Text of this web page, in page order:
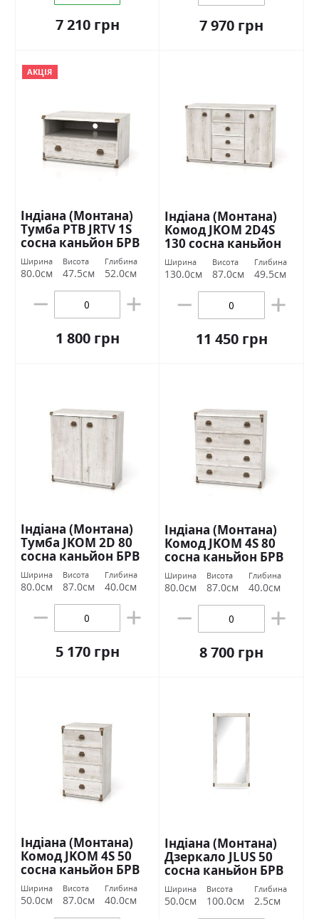
7 210 грн 7 970 грн
АКЦІЯ
Індіана (Монтана)
Тумба РТВ JRTV 1S
сосна каньйон БРВ
Україна
Ширина
80.0см
Висота
47.5см
Глибина
52.0см
1 800 грн
Індіана (Монтана)
Комод JKOM 2D4S
130 сосна каньйон
БРВ Україна
Ширина
130.0см
Висота
87.0см
Глибина
49.5см
11 450 грн
Індіана (Монтана)
Тумба JKOM 2D 80
сосна каньйон БРВ
Україна
Ширина
80.0см
Висота
87.0см
Глибина
40.0см
5 170 грн
Індіана (Монтана)
Комод JKOM 4S 80
сосна каньйон БРВ
Україна
Ширина
80.0см
Висота
87.0см
Глибина
40.0см
8 700 грн
Індіана (Монтана)
Комод JKOM 4S 50
сосна каньйон БРВ
Україна
Ширина
50.0см
Висота
87.0см
Глибина
40.0см
Індіана (Монтана)
Дзеркало JLUS 50
сосна каньйон БРВ
Україна
Ширина
50.0см
Висота
100.0см
Глибина
2.5см